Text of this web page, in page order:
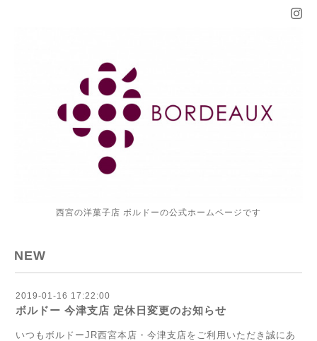
西宮の洋菓子店 ボルドーの公式ホームページです
NEW
2019-01-16 17:22:00
ボルドー 今津支店 定休日変更のお知らせ
いつもボルドーJR西宮本店・今津支店をご利用いただき誠にあ